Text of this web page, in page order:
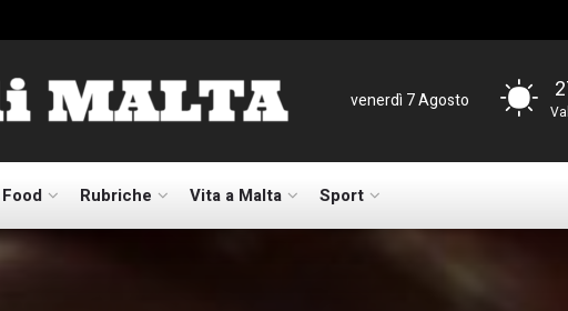
venerdì 7 Agosto
Food Rubriche Vita a Malta Sport